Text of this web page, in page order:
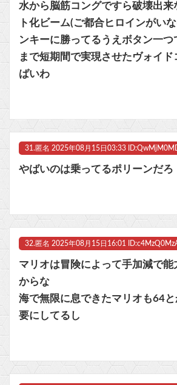
水から脳筋コングですら破壊出来
ト化ビーム(ご都合ヒロインがい
ンキーに勝ってるうえボタン一つ
まで短期間で実現させたヴォイ
ばいわ
31. 匿名 2025年08月15日03:33
やばいのは乗ってるポリーンだろ
32. 匿名 2025年08月15日16:01
マリオは冒険によって手加減で能
からな
海で無限に息できたマリオも64
要にしてるし